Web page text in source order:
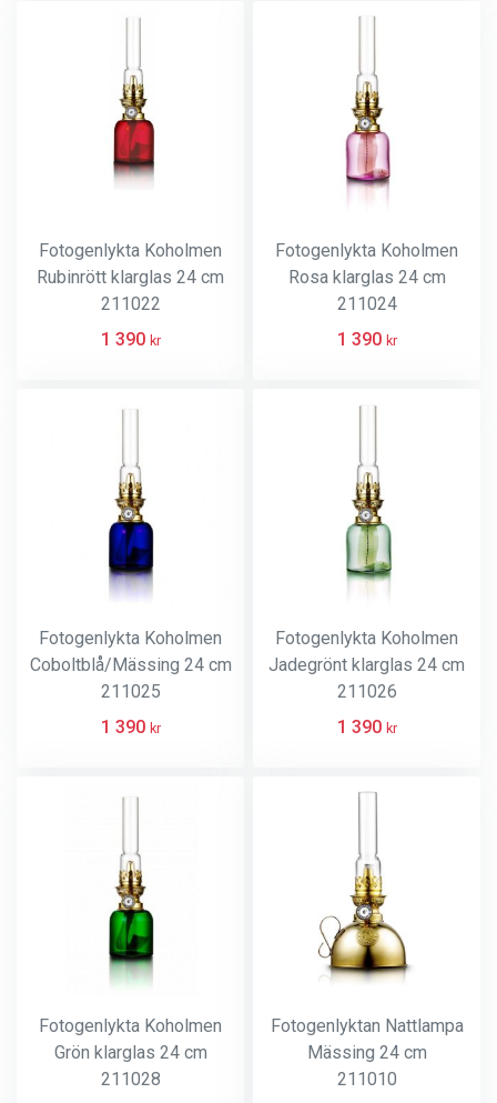
Fotogenlykta Koholmen
Rubinrött klarglas 24 cm
211022
1 390 kr
Fotogenlykta Koholmen
Rosa klarglas 24 cm
211024
1 390 kr
Fotogenlykta Koholmen
Coboltblå/Mässing 24 cm
211025
1 390 kr
Fotogenlykta Koholmen
Jadegrönt klarglas 24 cm
211026
1 390 kr
Fotogenlykta Koholmen
Grön klarglas 24 cm
211028
Fotogenlyktan Nattlampa
Mässing 24 cm
211010